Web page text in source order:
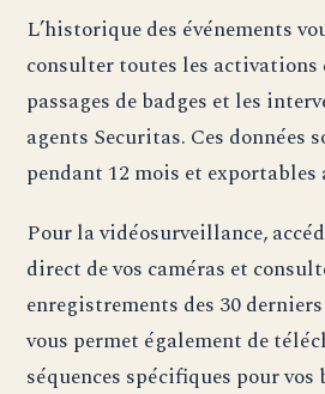
L’historique des événements
consulter toutes les activations
passages de badges et les
agents Securitas. Ces données
pendant 12 mois et
Pour la vidéosurveillance,
direct de vos caméras et
enregistrements des 30
vous permet également de
séquences spécifiques pour vos